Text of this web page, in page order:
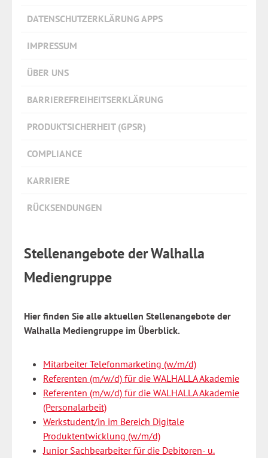
DATENSCHUTZERKLÄRUNG APPS
IMPRESSUM
ÜBER UNS
BARRIEREFREIHEITSERKLÄRUNG
PRODUKTSICHERHEIT (GPSR)
COMPLIANCE
KARRIERE
RÜCKSENDUNGEN
Stellenangebote der Walhalla
Mediengruppe
Hier finden Sie alle aktuellen Stellenangebote der
Walhalla Mediengruppe im Überblick.
Mitarbeiter Telefonmarketing (w/m/d)
Referenten (m/w/d) für die WALHALLA Akademie
Referenten (m/w/d) für die WALHALLA Akademie
(Personalarbeit)
Werkstudent/in im Bereich Digitale
Produktentwicklung (w/m/d)
Junior Sachbearbeiter für die Debitoren- u.